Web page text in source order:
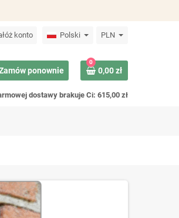
konto Polski PLN
ponownie
0
0,00 zł
dostawy brakuje Ci: 615,00 zł